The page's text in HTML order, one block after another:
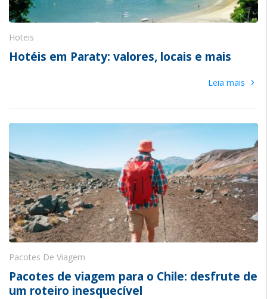
Hoteis
Hotéis em Paraty: valores, locais e mais
Leia mais ›
Pacotes De Viagem
Pacotes de viagem para o Chile: desfrute de
um roteiro inesquecível